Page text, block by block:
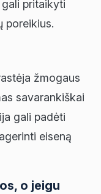
pritaikyti
poreikius.
žmogaus
savarankiškai
gali padėti
eiseną
o jeigu